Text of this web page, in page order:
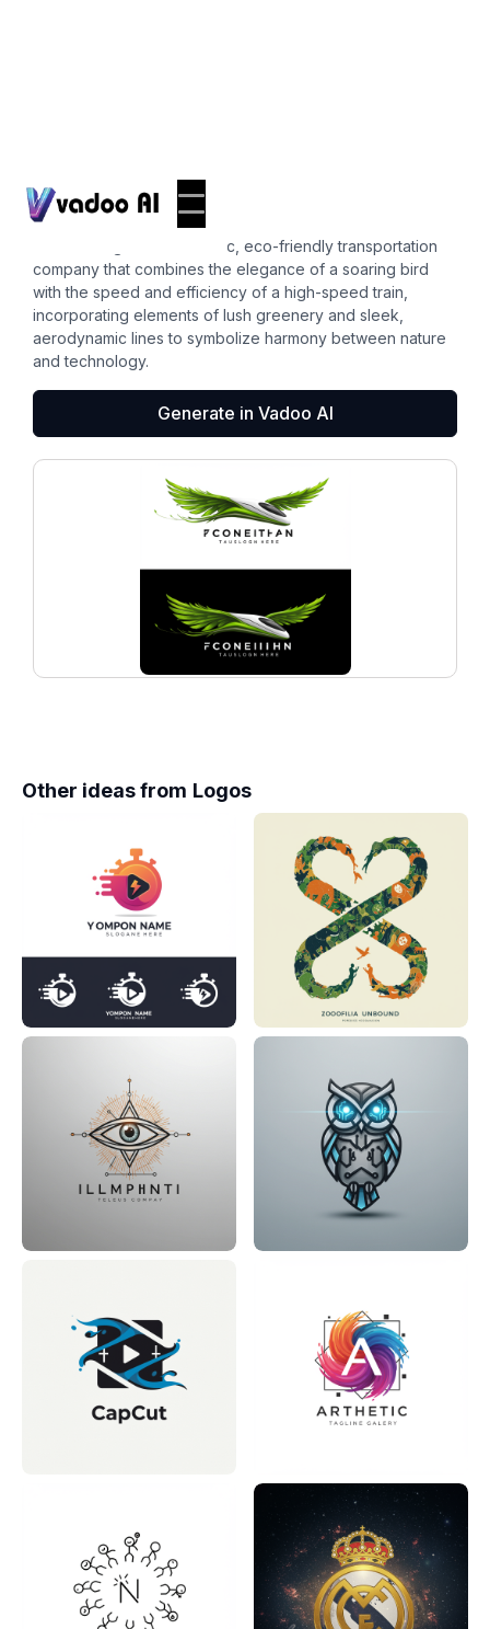
create a logo
Create a logo for a futuristic, eco-friendly transportation
company that combines the elegance of a soaring bird
with the speed and efficiency of a high-speed train,
incorporating elements of lush greenery and sleek,
aerodynamic lines to symbolize harmony between nature
and technology.
Generate in Vadoo AI
Other ideas from Logos